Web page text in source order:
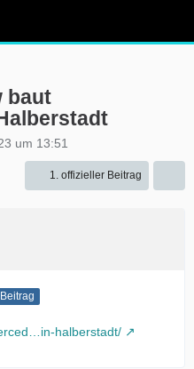
baut
um 13:51
1. offizieller Beitrag
halberstadt/